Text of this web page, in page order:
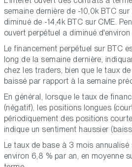
semaine dernière de -10,0k BTC
diminué de -14,4k BTC sur CME.
ouvert perpétuel a diminué
Le financement perpétuel sur BTC
long de la semaine dernière,
chez les traders, bien que le taux
baissé par rapport à la semaine
En général, lorsque le taux de
(négatif), les positions longues
périodiquement des positions
indique un sentiment haussier
Le taux de base à 3 mois
environ 6,8 % par an, en moyenne